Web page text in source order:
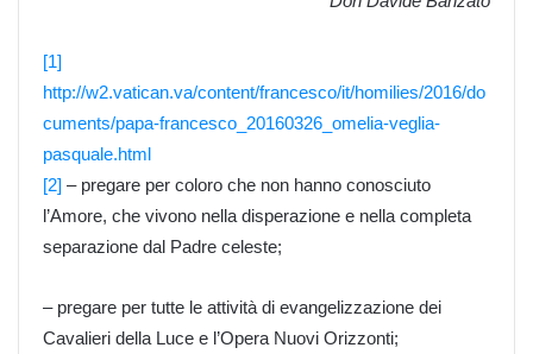
[1]
http://w2.vatican.va/content/francesco/it/homilies/2016/do
cuments/papa-francesco_20160326_omelia-veglia-
pasquale.html
[2] – pregare per coloro che non hanno conosciuto
l’Amore, che vivono nella disperazione e nella completa
separazione dal Padre celeste;
– pregare per tutte le attività di evangelizzazione dei
Cavalieri della Luce e l’Opera Nuovi Orizzonti;